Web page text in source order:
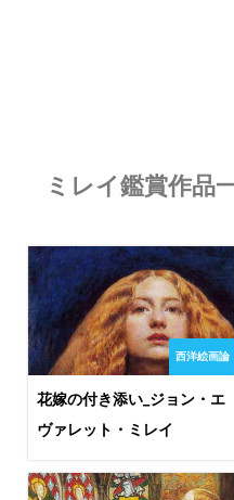
ミレイ鑑賞作品
西洋絵画論
花嫁の付き添い_ジョン・エ
ヴァレット・ミレイ